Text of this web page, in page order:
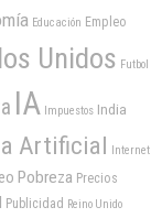
Educación Empleo
Unidos Futbol
IA Impuestos India
Artificial Internet
Pobreza Precios
Publicidad Reino Unido